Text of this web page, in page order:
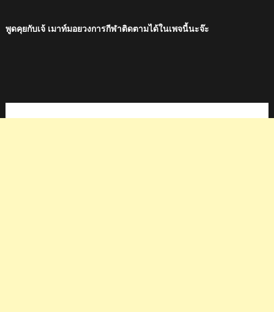
พูดคุยกับเจ้ เมาท์มอยวงการกีฬาติดตามได้ในเพจนี้นะจ๊ะ